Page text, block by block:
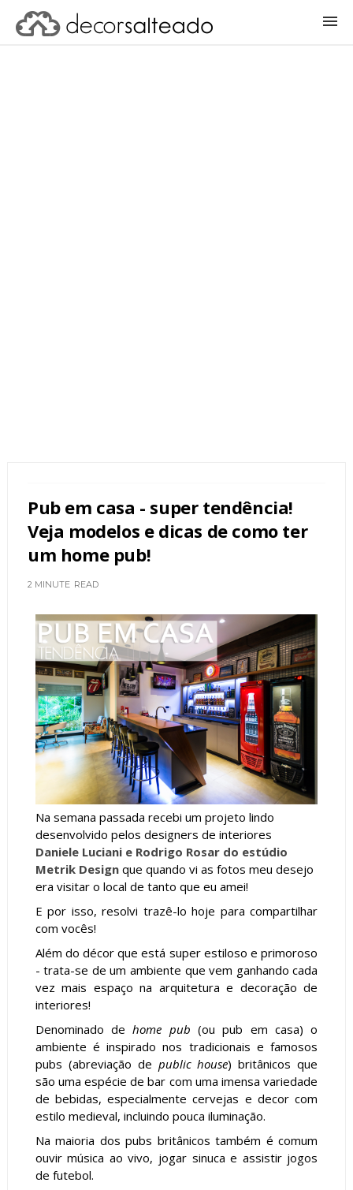
Pub em casa - super tendência!
Veja modelos e dicas de como ter
um home pub!
2 MINUTE READ
Na semana passada recebi um projeto lindo
desenvolvido pelos designers de interiores
Daniele Luciani e Rodrigo Rosar do estúdio
Metrik Designque quando vi as fotos meu desejo
era visitar o local de tanto que eu amei!
E por isso, resolvi trazê-lo hoje para compartilhar
com vocês!
Além do décor que está super estiloso e primoroso
- trata-se de um ambiente que vem ganhando cada
vez mais espaço na arquitetura e decoração de
interiores!
Denominado dehome pub (ou pub em casa) o
ambiente é inspirado nos tradicionais e famosos
pubs (abreviação de public house) britânicos que
são uma espécie de bar com uma imensa variedade
de bebidas, especialmente cervejas e decor com
estilo medieval, incluindo pouca iluminação.
Na maioria dos pubs britânicos também é comum
ouvir música ao vivo, jogar sinuca e assistir jogos
de futebol.